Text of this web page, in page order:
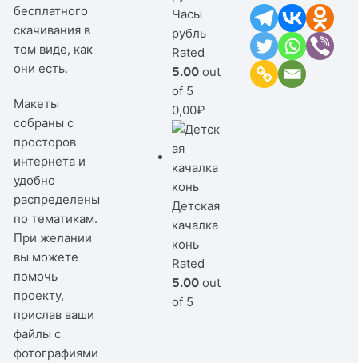
бесплатного
скачивания в
том виде, как
они есть.
Макеты
собраны с
просторов
интернета и
удобно
распределены
по тематикам.
При желании
вы можете
помочь
проекту,
прислав ваши
файлы с
фотографиями
Часы
рубль
Rated
5.00 out
of 5
0,00₽
Детская
качалка
конь
Rated
5.00 out
of 5